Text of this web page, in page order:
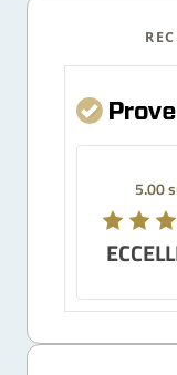
5.00